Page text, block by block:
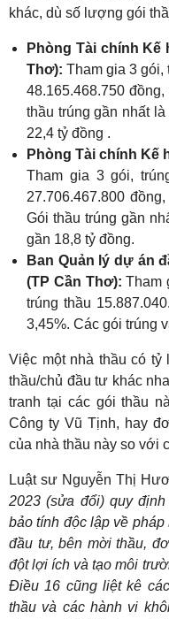
khác, dù số lượng gói
Phòng Tài chính Kế
Thơ): Tham gia 3 gói,
48.165.468.750
thầu trúng gần nhất
22,4 tỷ đồng .
Phòng Tài chính Kế
Tham gia 3 gói,
27.706.467.800
Gói thầu trúng gần
gần 18,8 tỷ đồng.
Ban Quản lý dự án
(TP Cần Thơ): Tham
trúng thầu
3,45%. Các gói trúng
Việc một nhà thầu có tỷ
thầu/chủ đầu tư khác
tranh tại các gói thầu
Công ty Vũ Tịnh, hay
của nhà thầu này so với
Luật sư Nguyễn Thị
2023 (sửa đổi) quy
bảo tính độc lập về
đầu tư, bên mời thầu,
đột lợi ích và tạo môi
Điều 16 cũng liệt kê
thầu và các hành vi